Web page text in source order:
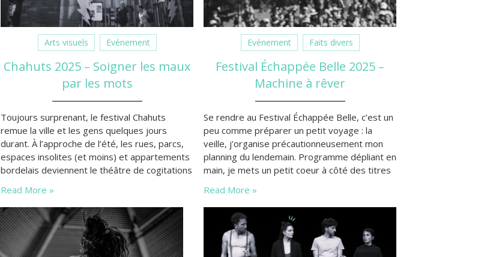
Arts visuels Evénement
Chahuts 2025 – Soigner les maux
par les mots
Toujours surprenant, le festival Chahuts
remue la ville et les gens quelques jours
durant. À l’approche de l’été, les rues, parcs,
espaces insolites (et moins) et appartements
bordelais deviennent le théâtre de cogitations
Read More »
Evénement Faits divers
Festival Échappée Belle 2025 –
Machine à rêver
Se rendre au Festival Échappée Belle, c’est un
peu comme préparer un petit voyage : la
veille, j’organise précautionneusement mon
planning du lendemain. Programme dépliant en
main, je mets un petit coeur à côté des titres
sera agrémenté d’un “+” si j’ai vraiment un bon
pressentiment, que j’apprécie l’artiste ou la
compagnie…
Read More »